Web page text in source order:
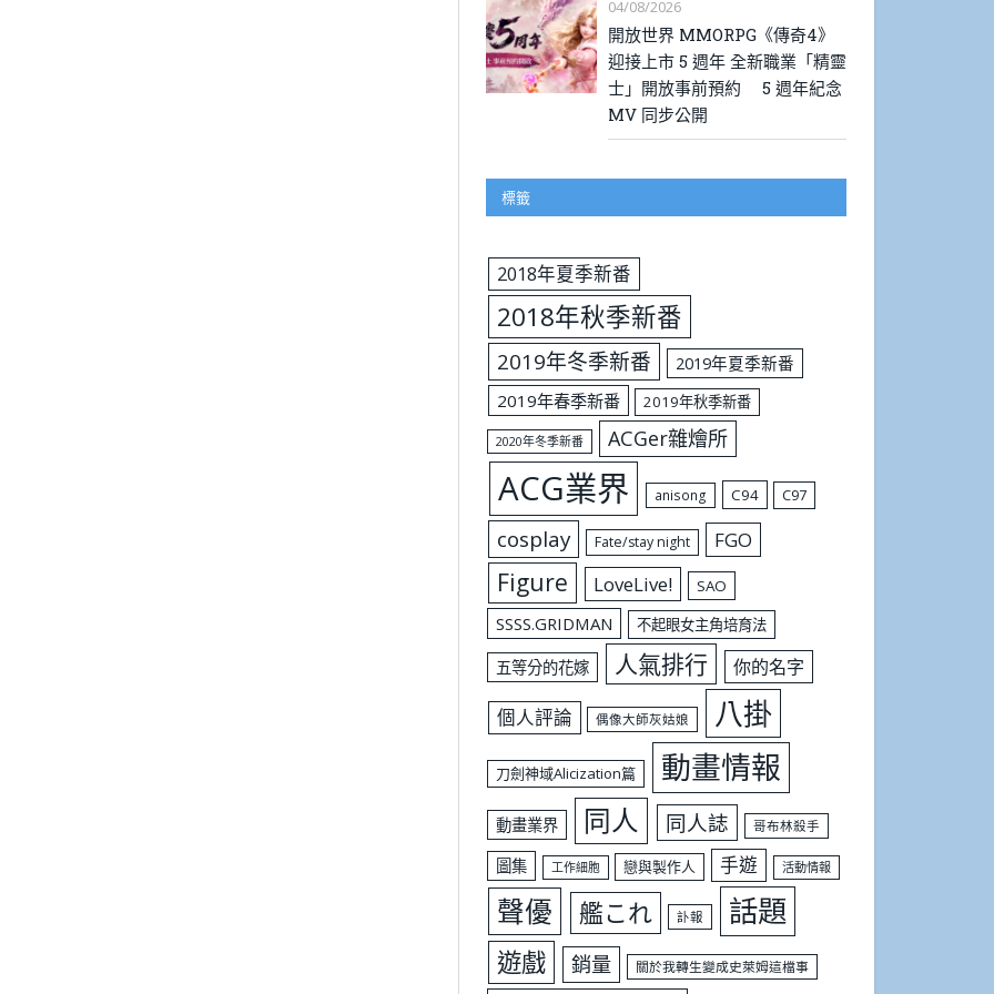
04/08/2026
開放世界 MMORPG《傳奇4》
迎接上市 5 週年 全新職業「精靈
士」開放事前預約 5 週年紀念
MV 同步公開
標籤
2018年夏季新番
2018年秋季新番
2019年冬季新番
2019年夏季新番
2019年春季新番
2019年秋季新番
2020年冬季新番 ACGer雜燴所
ACG業界 anisong C94 C97
cosplay Fate/stay night FGO
Figure LoveLive! SAO
SSSS.GRIDMAN 不起眼女主角培育法
五等分的花嫁 人氣排行 你的名字
個人評論 偶像大師灰姑娘 八掛
刀劍神域Alicization篇 動畫情報
動畫業界 同人 同人誌 哥布林殺手
圖集 工作細胞 戀與製作人 手遊 活動情報
聲優 艦これ 訃報 話題
遊戲 銷量 關於我轉生變成史萊姆這檔事